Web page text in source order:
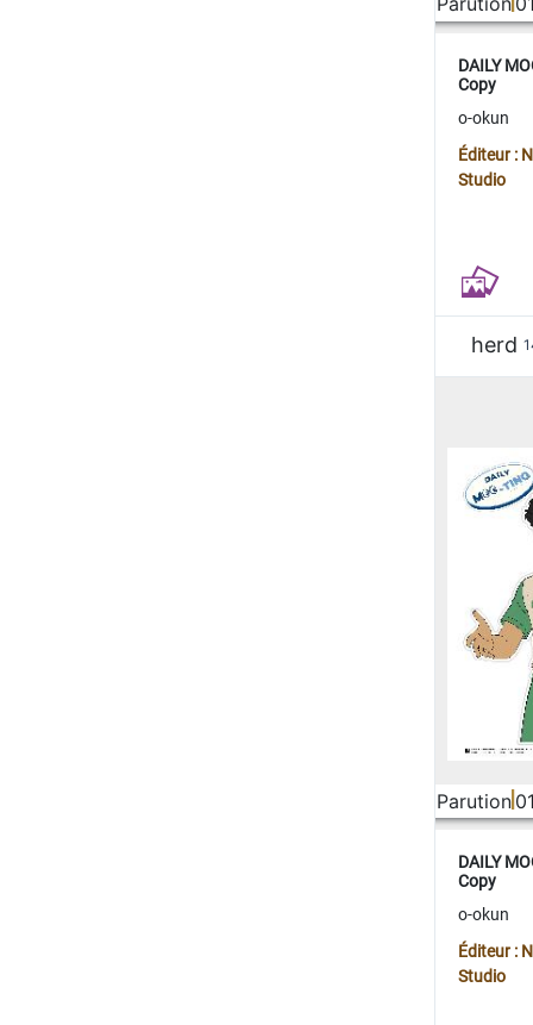
DAILY
Copy
o-okun
Éditeur :
Studio
herd
Parution
DAILY
Copy
o-okun
Éditeur :
Studio